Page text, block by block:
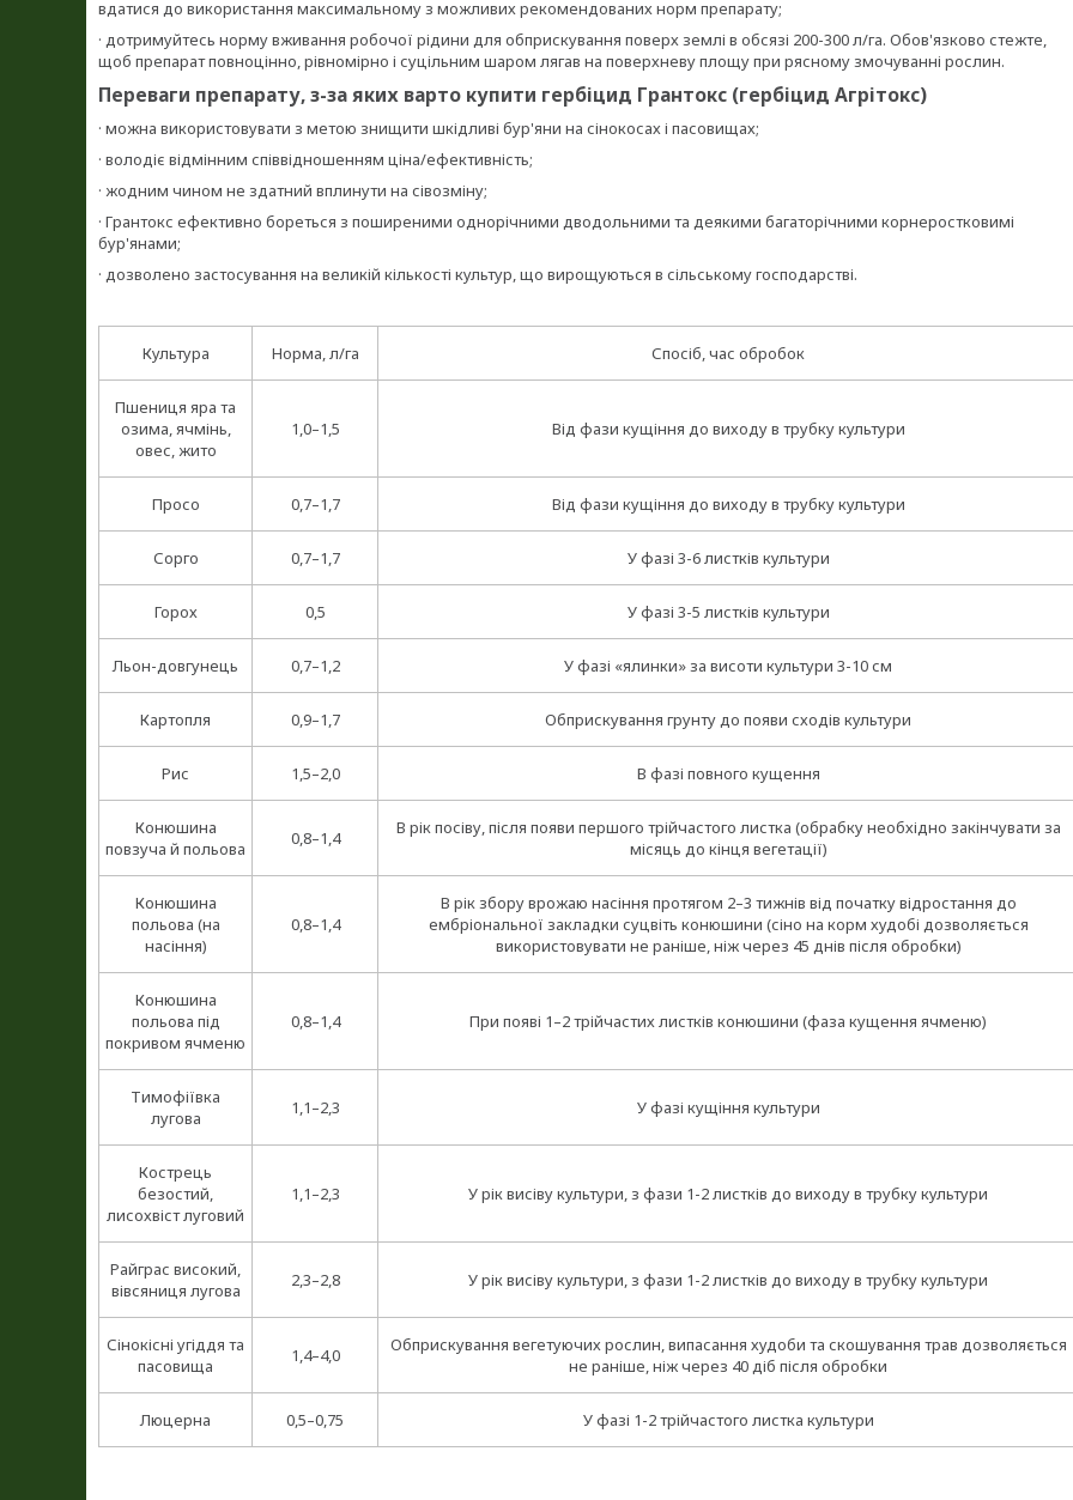
вдатися до використання максимальному з можливих рекомендованих норм препарату;
· дотримуйтесь норму вживання робочої рідини для обприскування поверх землі в обсязі 200-300 л/га. Обов'язково стежте,
щоб препарат повноцінно, рівномірно і суцільним шаром лягав на поверхневу площу при рясному змочуванні рослин.
Переваги препарату, з-за яких варто купити гербіцид Грантокс (гербіцид Агрітокс)
· можна використовувати з метою знищити шкідливі бур'яни на сінокосах і пасовищах;
· володіє відмінним співвідношенням ціна/ефективність;
· жодним чином не здатний вплинути на сівозміну;
· Грантокс ефективно бореться з поширеними однорічними дводольними та деякими багаторічними корнеростковимі
бур'янами;
· дозволено застосування на великій кількості культур, що вирощуються в сільському господарстві.
Культура Норма, л/га Спосіб, час обробок
Пшениця яра та
озима, ячмінь,
овес, жито
1,0–1,5 Від фази кущіння до виходу в трубку культури
Просо 0,7–1,7 Від фази кущіння до виходу в трубку культури
Сорго 0,7–1,7 У фазі 3-6 листків культури
Горох 0,5 У фазі 3-5 листків культури
Льон-довгунець 0,7–1,2 У фазі «ялинки» за висоти культури 3-10 см
Картопля 0,9–1,7 Обприскування грунту до появи сходів культури
Рис 1,5–2,0 В фазі повного кущення
Конюшина
повзуча й польова
0,8–1,4
В рік посіву, після появи першого трійчастого листка (обрабку необхідно закінчувати за
місяць до кінця вегетації)
Конюшина
польова (на
насіння)
0,8–1,4
В рік збору врожаю насіння протягом 2–3 тижнів від початку відростання до
ембріональної закладки суцвіть конюшини (сіно на корм худобі дозволяється
використовувати не раніше, ніж через 45 днів після обробки)
Конюшина
польова під
покривом ячменю
0,8–1,4 При появі 1–2 трійчастих листків конюшини (фаза кущення ячменю)
Тимофіївка
лугова
1,1–2,3 У фазі кущіння культури
Кострець
безостий,
лисохвіст луговий
1,1–2,3 У рік висіву культури, з фази 1-2 листків до виходу в трубку культури
Райграс високий,
вівсяниця лугова
2,3–2,8 У рік висіву культури, з фази 1-2 листків до виходу в трубку культури
Сінокісні угіддя та
пасовища
1,4–4,0
Обприскування вегетуючих рослин, випасання худоби та скошування трав дозволяється
не раніше, ніж через 40 діб після обробки
Люцерна 0,5–0,75 У фазі 1-2 трійчастого листка культури